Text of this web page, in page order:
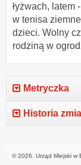
łyżwach, latem
w tenisa
dzieci. Wolny
rodziną w
Metryczka
Historia
© 2026. Urząd Miejski w